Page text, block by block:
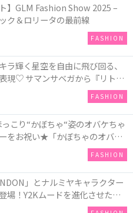
】GLM Fashion Show 2025 –
ク＆ロリータの最前線
FASHION
ラ輝く星空を自由に飛び回る、
現♡ サマンサベガから『リトル
周年アニバーサリーイヤー』を
FASHION
こり“かぼちゃ“姿のオバケちゃ
をお祝い★「かぼちゃのオバケ
が新発売！Q-pot CAFE.では
ーキプレート」も登場
FASHION
」とナルミヤキャラクター
場！Y2Kムードを進化させた新
売♪